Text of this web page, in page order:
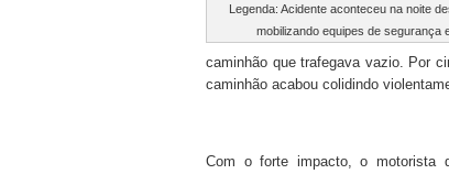
Legenda: Acidente aconteceu na noite
mobilizando equipes de segurança
caminhão que trafegava vazio. Por
caminhão acabou colidindo
Com o forte impacto, o motorista